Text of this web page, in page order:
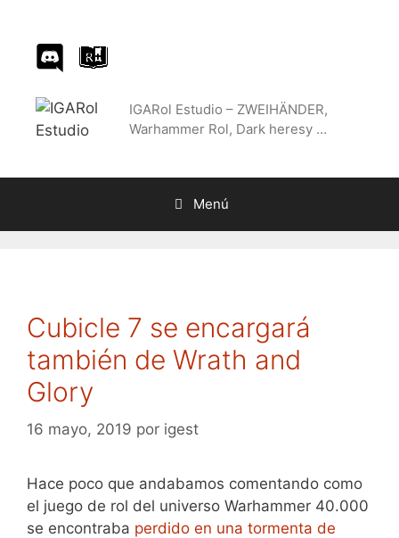
contenido
IGARol Estudio – ZWEIHÄNDER,
Warhammer Rol, Dark heresy …
Menú
Cubicle 7 se encargará
también de Wrath and
Glory
16 mayo, 2019 por igest
Hace poco que andabamos comentando como
el juego de rol del universo Warhammer 40.000
se encontraba perdido en una tormenta de